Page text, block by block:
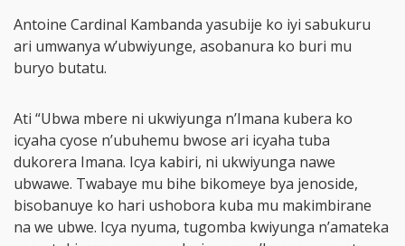
Antoine Cardinal Kambanda yasubije ko iyi sabukuru
ari umwanya w’ubwiyunge, asobanura ko buri mu
buryo butatu.
Ati “Ubwa mbere ni ukwiyunga n’Imana kubera ko
icyaha cyose n’ubuhemu bwose ari icyaha tuba
dukorera Imana. Icya kabiri, ni ukwiyunga nawe
ubwawe. Twabaye mu bihe bikomeye bya jenoside,
bisobanuye ko hari ushobora kuba mu makimbirane
na we ubwe. Icya nyuma, tugomba kwiyunga n’amateka